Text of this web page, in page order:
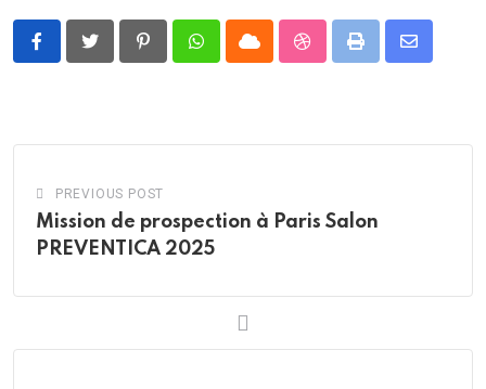
PinterestWhatsappCloud StumbleUpon
Print
Share
PREVIOUS POST
Mission de prospection à Paris Salon
PREVENTICA 2025